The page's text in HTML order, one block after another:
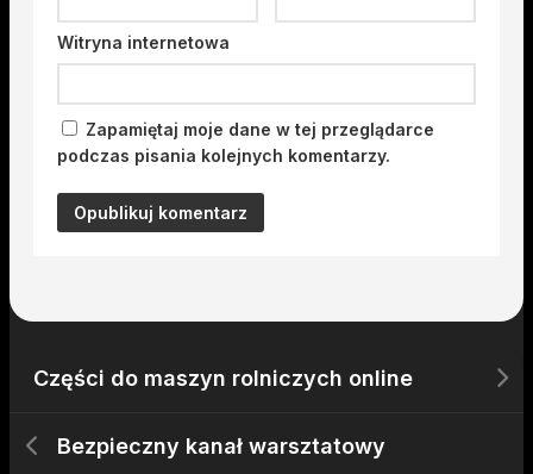
Witryna internetowa
Zapamiętaj moje dane w tej przeglądarce
podczas pisania kolejnych komentarzy.
Części do maszyn rolniczych online
Bezpieczny kanał warsztatowy